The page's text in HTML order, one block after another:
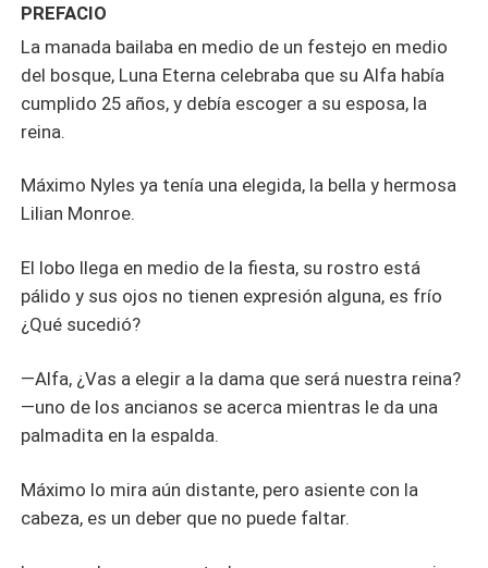
PREFACIO
La manada bailaba en medio de un festejo en medio
del bosque, Luna Eterna celebraba que su Alfa había
cumplido 25 años, y debía escoger a su esposa, la
reina.
Máximo Nyles ya tenía una elegida, la bella y hermosa
Lilian Monroe.
El lobo llega en medio de la fiesta, su rostro está
pálido y sus ojos no tienen expresión alguna, es frío
¿Qué sucedió?
—Alfa, ¿Vas a elegir a la dama que será nuestra reina?
—uno de los ancianos se acerca mientras le da una
palmadita en la espalda.
Máximo lo mira aún distante, pero asiente con la
cabeza, es un deber que no puede faltar.